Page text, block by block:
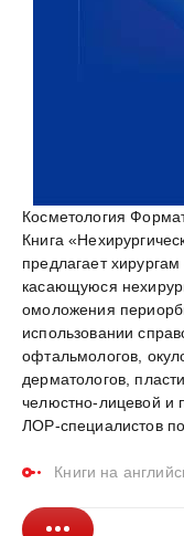
Косметология
Книга
предлагает
касающуюся
омоложения
использовании
офтальмологов,
дерматологов,
челюстно-лицевой и
ЛОР-специалистов по
Книги на